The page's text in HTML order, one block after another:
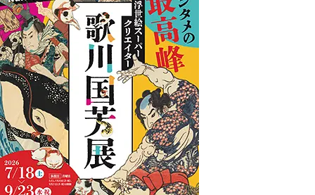
地図から探す
カテゴリーから探す
SPECIAL
NEW OPEN
SERIES